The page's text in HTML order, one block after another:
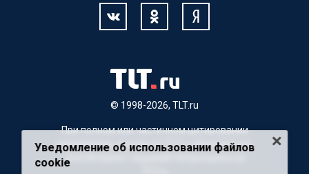
© 1998-2026, TLT.ru
При полном или частичном цитировании
материалов, ссылка на TLT.ru обязательна.
Для Интернет-изданий гиперссылка на
Уведомление об использовании файлов
cookie